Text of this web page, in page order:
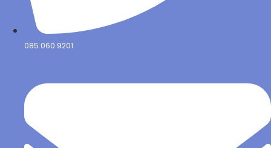
085 060 9201